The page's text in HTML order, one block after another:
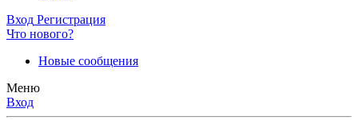
Вход Регистрация
Что нового?
Новые сообщения
Меню
Вход